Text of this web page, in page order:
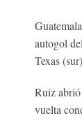
autogol
Texas
Ruiz abrió
vuelta